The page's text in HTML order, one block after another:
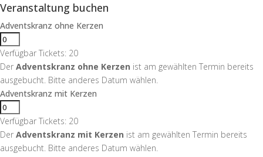
Veranstaltung buchen
Adventskranz ohne Kerzen
Verfügbar Tickets: 20
Der Adventskranz ohne Kerzen ist am gewählten Termin bereits
ausgebucht. Bitte anderes Datum wählen.
Adventskranz mit Kerzen
Verfügbar Tickets: 20
Der Adventskranz mit Kerzen ist am gewählten Termin bereits
ausgebucht. Bitte anderes Datum wählen.